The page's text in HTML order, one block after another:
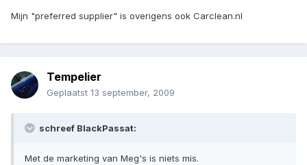
Mijn "preferred supplier" is overigens ook Carclean.nl
Tempelier
Geplaatst 13 september, 2009
schreef BlackPassat:
Met de marketing van Meg's is niets mis.